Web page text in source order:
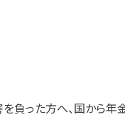
負った方へ、国から